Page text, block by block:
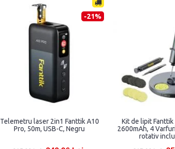
-21%
Telemetru laser 2in1 Fanttik A10
Pro, 50m, USB-C, Negru
Kit de lipit Fanttik
2600mAh, 4
rotativ